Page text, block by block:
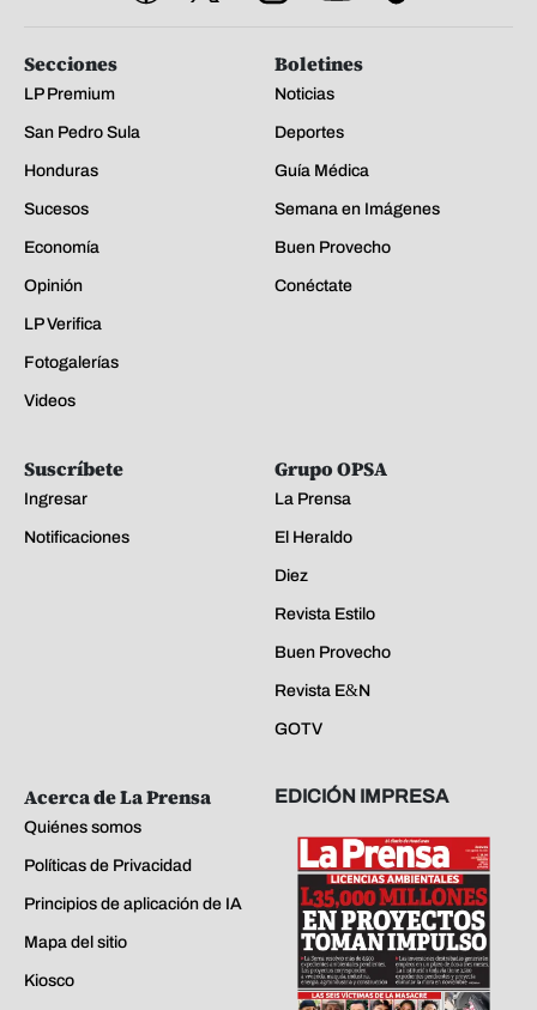
Secciones
LP Premium
San Pedro Sula
Honduras
Sucesos
Economía
Opinión
LP Verifica
Fotogalerías
Videos
Boletines
Noticias
Deportes
Guía Médica
Semana en Imágenes
Buen Provecho
Conéctate
Suscríbete
Ingresar
Notificaciones
Grupo OPSA
La Prensa
El Heraldo
Diez
Revista Estilo
Buen Provecho
Revista E&N
GOTV
Acerca de La Prensa
Quiénes somos
Políticas de Privacidad
Principios de aplicación de IA
Mapa del sitio
Kiosco
EDICIÓN IMPRESA